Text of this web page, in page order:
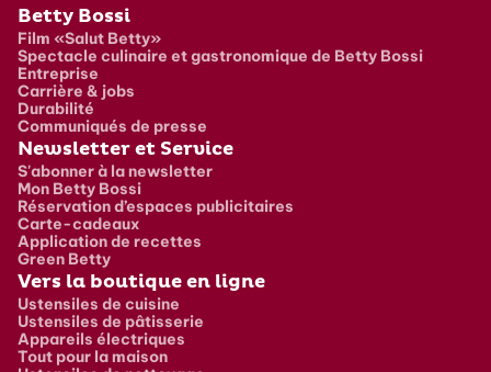
Pied de page
Betty Bossi
Film «Salut Betty»
Spectacle culinaire et gastronomique de Betty Bossi
Entreprise
Carrière & jobs
Durabilité
Communiqués de presse
Newsletter et Service
S'abonner à la newsletter
Mon Betty Bossi
Réservation d’espaces publicitaires
Carte-cadeaux
Application de recettes
Green Betty
Vers la boutique en ligne
Ustensiles de cuisine
Ustensiles de pâtisserie
Appareils électriques
Tout pour la maison